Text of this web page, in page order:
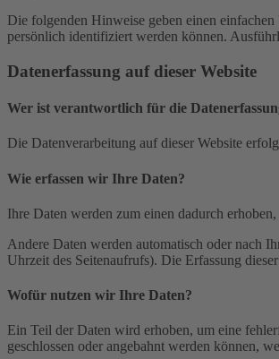
Die folgenden Hinweise geben einen
persönlich identifiziert werden können.
Datenerfassung auf dieser Website
Wer ist verantwortlich für die
Die Datenverarbeitung auf dieser Website
Wie erfassen wir Ihre Daten?
Ihre Daten werden zum einen dadurch
Andere Daten werden automatisch oder nach
Uhrzeit des Seitenaufrufs). Die Erfassung
Wofür nutzen wir Ihre Daten?
Ein Teil der Daten wird erhoben, um eine
geschlossen oder angebahnt werden können,